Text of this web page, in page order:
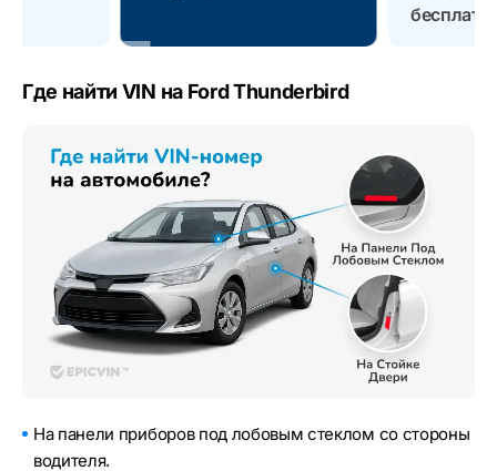
Где найти VIN на Ford Thunderbird
На панели приборов под лобовым стеклом со стороны
водителя.